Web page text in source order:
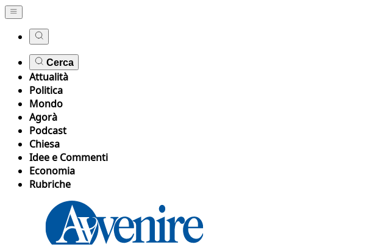
Cerca
Attualità
Politica
Mondo
Agorà
Podcast
Chiesa
Idee e Commenti
Economia
Rubriche